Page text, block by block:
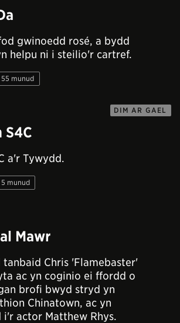
gwinoedd rosé, a bydd
helpu ni i steilio'r cartref.
55 munud
DIM AR GAEL
a'r Tywydd.
5 munud
Mawr
Chris 'Flamebaster'
ac yn coginio ei ffordd o
brofi bwyd stryd yn
Chinatown, ac yn
actor Matthew Rhys.